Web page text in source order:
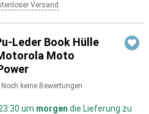
Versand
Leder Book Hülle
Moto
Noch keine Bewertungen
um morgen die Lieferung zu